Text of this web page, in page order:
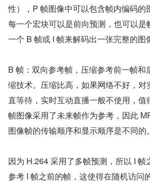
性），P 帧图像中可以包含帧内编码的
每一个宏块可以是前向预测，也可以
一个 B 帧或 I 帧来解码出一张完整的图
B 帧：双向参考帧，压缩参考前一帧和
缩技术。压缩比高，如果网络不好，对
直等待，实时互动直播一般不使用，值
帧图像采用了未来帧作为参考，因此
图像帧的传输顺序和显示顺序是不同的。
因为 H.264 采用了多帧预测，所以 I 帧
参考 I 帧之前的帧，这使得在随机访问